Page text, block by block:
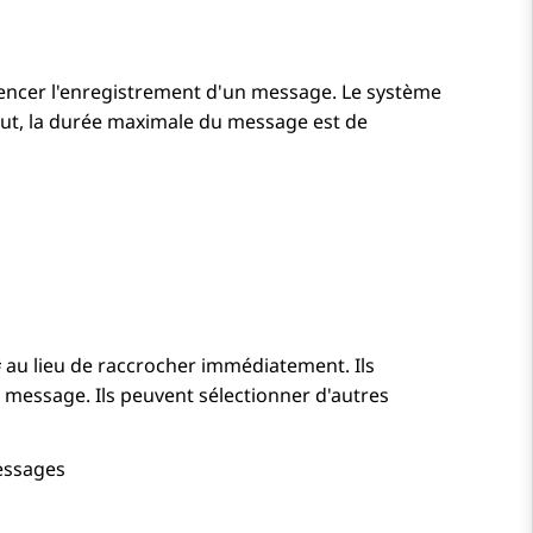
l'enregistrement d'un message. Le système
la durée maximale du message est de
au lieu de raccrocher immédiatement. Ils
Ils peuvent sélectionner d'autres